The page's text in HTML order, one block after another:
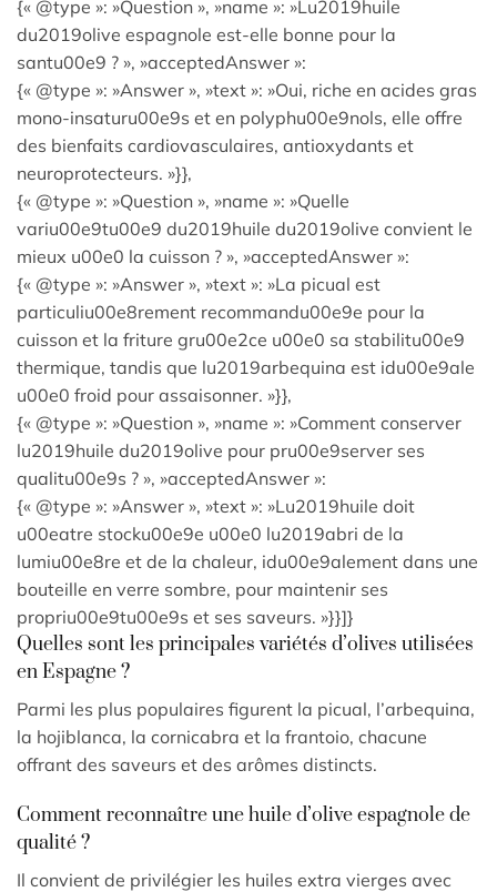
{« @type »: »Question », »name »: »Lu2019huile
du2019olive espagnole est-elle bonne pour la
santu00e9 ? », »acceptedAnswer »:
{« @type »: »Answer », »text »: »Oui, riche en acides gras
mono-insaturu00e9s et en polyphu00e9nols, elle offre
des bienfaits cardiovasculaires, antioxydants et
neuroprotecteurs. »}},
{« @type »: »Question », »name »: »Quelle
variu00e9tu00e9 du2019huile du2019olive convient le
mieux u00e0 la cuisson ? », »acceptedAnswer »:
{« @type »: »Answer », »text »: »La picual est
particuliu00e8rement recommandu00e9e pour la
cuisson et la friture gru00e2ce u00e0 sa stabilitu00e9
thermique, tandis que lu2019arbequina est idu00e9ale
u00e0 froid pour assaisonner. »}},
{« @type »: »Question », »name »: »Comment conserver
lu2019huile du2019olive pour pru00e9server ses
qualitu00e9s ? », »acceptedAnswer »:
{« @type »: »Answer », »text »: »Lu2019huile doit
u00eatre stocku00e9e u00e0 lu2019abri de la
lumiu00e8re et de la chaleur, idu00e9alement dans une
bouteille en verre sombre, pour maintenir ses
propriu00e9tu00e9s et ses saveurs. »}}]}
Quelles sont les principales variétés d’olives utilisées
en Espagne ?
Parmi les plus populaires figurent la picual, l’arbequina,
la hojiblanca, la cornicabra et la frantoio, chacune
offrant des saveurs et des arômes distincts.
Comment reconnaître une huile d’olive espagnole de
qualité ?
Il convient de privilégier les huiles extra vierges avec